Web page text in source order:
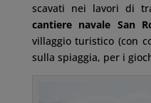
scavati nei lavori di
cantiere navale San
villaggio turistico (con
sulla spiaggia, per i